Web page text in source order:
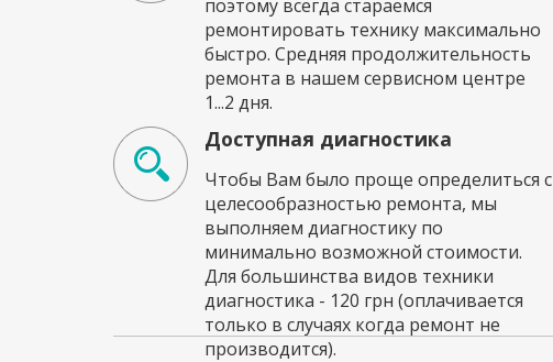
поэтому всегда стараемся
ремонтировать технику максимально
быстро. Средняя продолжительность
ремонта в нашем сервисном центре
1...2 дня.
Доступная диагностика
Чтобы Вам было проще определиться с
целесообразностью ремонта, мы
выполняем диагностику по
минимально возможной стоимости.
Для большинства видов техники
диагностика - 120 грн (оплачивается
только в случаях когда ремонт не
производится).